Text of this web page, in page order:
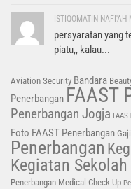
ISTIQOMATIN NAFI'AH
persyaratan yang
piatu,, kalau...
Aviation Security Bandara
Penerbangan FAAST
Penerbangan Jogja
Foto FAAST Penerbangan
Penerbangan
Kegiatan
Penerbangan Medical Check Up